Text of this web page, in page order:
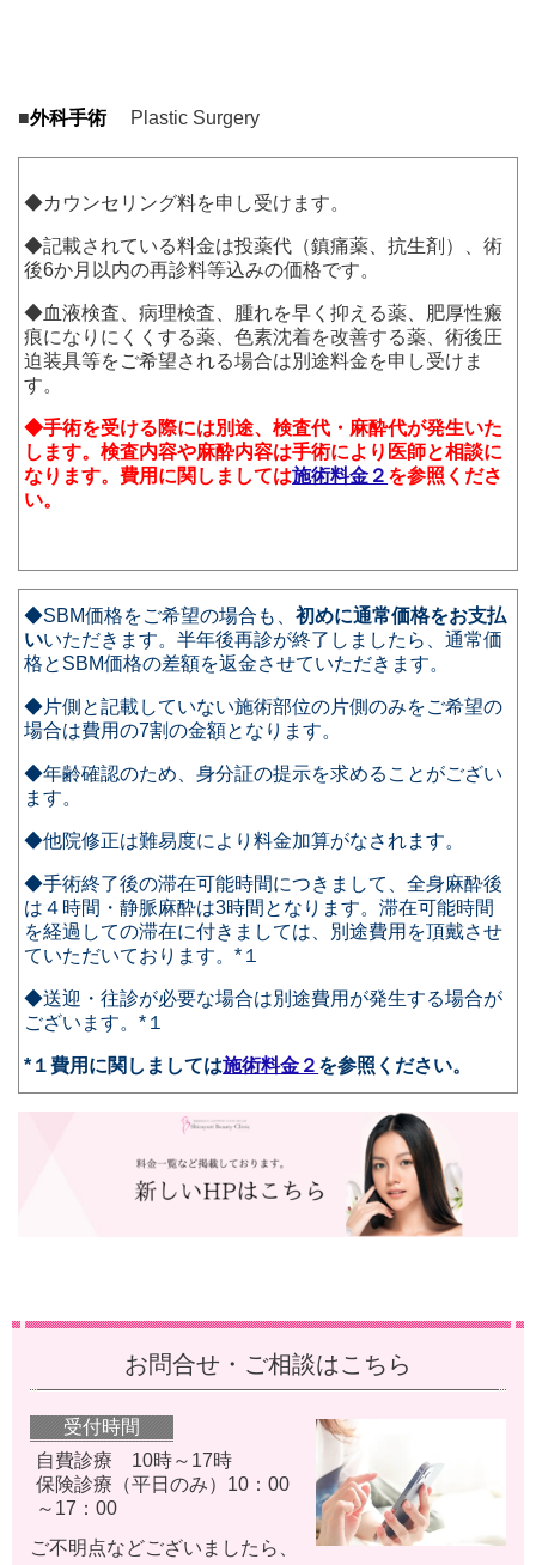
■外科手術Plastic Surgery
◆カウンセリング料を申し受けます。
◆記載されている料金は投薬代（鎮痛薬、抗生剤）、術
後6か月以内の再診料等込みの価格です。
◆血液検査、病理検査、腫れを早く抑える薬、肥厚性瘢
痕になりにくくする薬、色素沈着を改善する薬、術後圧
迫装具等をご希望される場合は別途料金を申し受けま
す。
◆手術を受ける際には別途、検査代・麻酔代が発生いた
します。検査内容や麻酔内容は手術により医師と相談に
なります。費用に関しましては施術料金２ を参照くださ
い。
◆SBM価格をご希望の場合も、初めに通常価格をお支払
いいただきます。半年後再診が終了しましたら、通常価
格とSBM価格の差額を返金させていただきます。
◆片側と記載していない施術部位の片側のみをご希望の
場合は費用の7割の金額となります。
◆年齢確認のため、身分証の提示を求めることがござい
ます。
◆他院修正は難易度により料金加算がなされます。
◆手術終了後の滞在可能時間につきまして、全身麻酔後
は４時間・静脈麻酔は3時間となります。滞在可能時間
を経過しての滞在に付きましては、別途費用を頂戴させ
ていただいております。*１
◆送迎・往診が必要な場合は別途費用が発生する場合が
ございます。*１
*１費用に関しましては施術料金２ を参照ください。
お問合せ・ご相談はこちら
受付時間
自費診療 10時～17時
保険診療（平日のみ）10：00
～17：00
ご不明点などございましたら、